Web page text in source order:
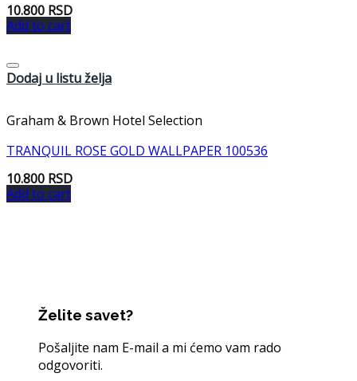
10.800 RSD
Add to cart
Dodaj u listu želja
Graham & Brown Hotel Selection
TRANQUIL ROSE GOLD WALLPAPER 100536
10.800 RSD
Add to cart
Želite savet?
Pošaljite nam E-mail a mi ćemo vam rado
odgovoriti.